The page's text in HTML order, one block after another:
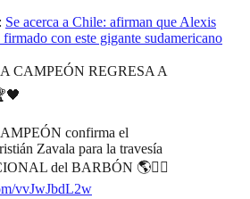
Se acerca a Chile: afirman que Alexis
con este gigante sudamericano
CAMPEÓN REGRESA A
confirma el
Zavala para la travesía
del BARBÓN 🌎🏴‍☠️
vvJwJbdL2w